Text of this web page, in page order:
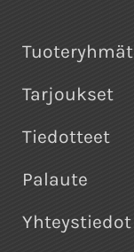
Tuoteryhmät
Tarjoukset
Tiedotteet
Palaute
Yhteystiedot